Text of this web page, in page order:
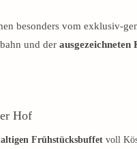
besonders vom exklusiv-
und der
Hof
Frühstücksbuffet voll